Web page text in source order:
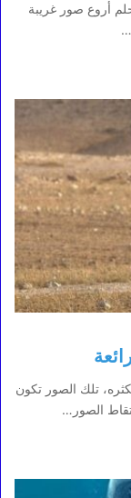
أروع صور غريبة
تلك الصور تكون
الصور…